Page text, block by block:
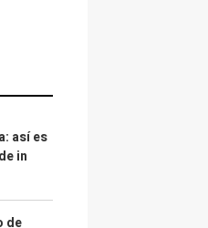
así es
in
de